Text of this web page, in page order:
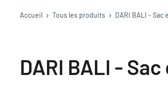
Accueil Tous les produits DARI BALI - Sac
DARI BALI -